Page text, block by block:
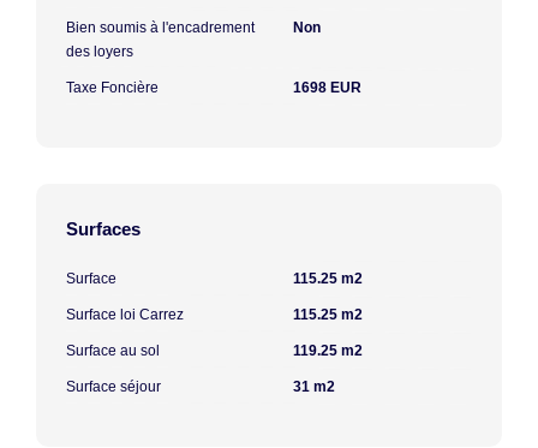
Bien soumis à l'encadrement
des loyers
Non
Taxe Foncière 1698 EUR
Surfaces
Surface 115.25 m2
Surface loi Carrez 115.25 m2
Surface au sol 119.25 m2
Surface séjour 31 m2